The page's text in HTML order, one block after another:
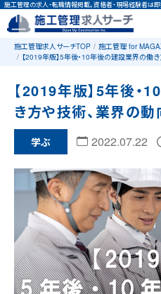
施工管理の求人・転職情報掲載。資格者・現場経験者は即
施工管理求人サーチTOP 施工管理 for
【2019年版】5年後・10年後の建設業界の働
【2019年版】5年後・
き方や技術、業界の
学ぶ 2022.07.22